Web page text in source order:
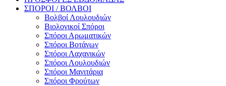
ΣΠΟΡΟΙ / ΒΟΛΒΟΙ
Βολβοί Λουλουδιών
Βιολογικοί Σπόροι
Σπόροι Αρωματικών
Σπόροι Βοτάνων
Σπόροι Λαχανικών
Σπόροι Λουλουδιών
Σπόροι Μανιτάρια
Σπόροι Φρούτων